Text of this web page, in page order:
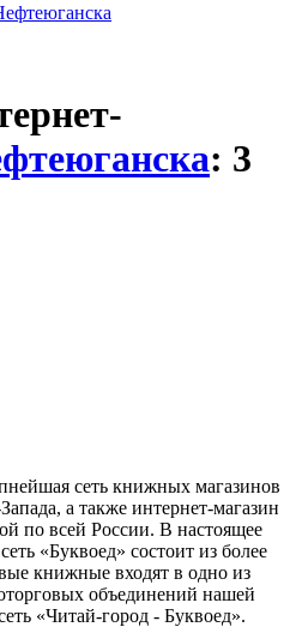
: 3
сеть книжных магазинов
а также интернет-магазин
по всей России. В настоящее
«Буквоед» состоит из более
книжные входят в одно из
объединений нашей
«Читай-город - Буквоед».